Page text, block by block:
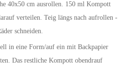
40x50 cm ausrollen. 150 ml Kompott
verteilen. Teig längs nach aufrollen -
schneiden.
in eine Form/auf ein mit Backpapier
Das restliche Kompott obendrauf